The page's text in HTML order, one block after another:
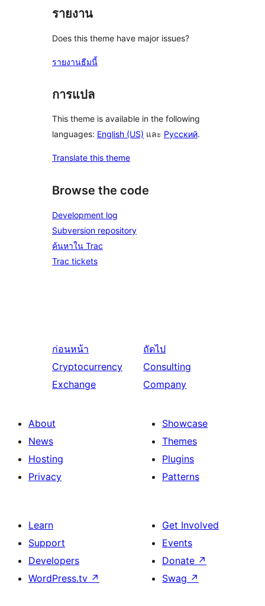
รายงาน
Does this theme have major issues?
รายงานธีมนี้
การแปล
This theme is available in the following
languages: English (US) และ Русский.
Translate this theme
Browse the code
Development log
Subversion repository
ค้นหาใน Trac
Trac tickets
ก่อนหน้า
Cryptocurrency
Exchange
ถัดไป
Consulting
Company
About
News
Hosting
Privacy
Showcase
Themes
Plugins
Patterns
Learn
Support
Developers
WordPress.tv ↗
Get Involved
Events
Donate ↗
Swag ↗